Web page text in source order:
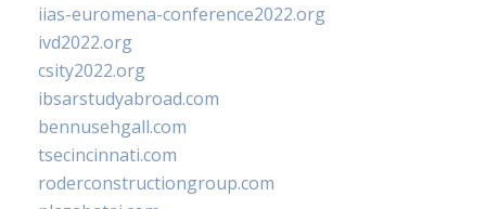
iias-euromena-conference2022.org
ivd2022.org
csity2022.org
ibsarstudyabroad.com
bennusehgall.com
tsecincinnati.com
roderconstructiongroup.com